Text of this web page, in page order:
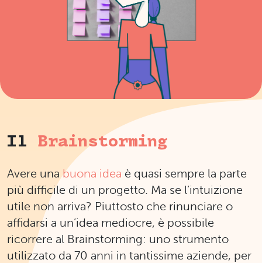
Il Brainstorming
Avere unabuona idea è quasi sempre la parte
più difficile di un progetto. Ma se l’intuizione
utile non arriva? Piuttosto che rinunciare o
affidarsi a un’idea mediocre, è possibile
ricorrere al Brainstorming: uno strumento
utilizzato da 70 anni in tantissime aziende, per